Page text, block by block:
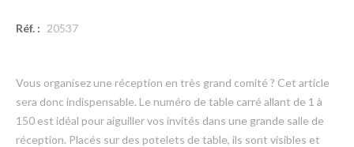
Réf. : 20537
Vous organisez une réception en très grand comité ? Cet article
sera donc indispensable. Le numéro de table carré allant de 1 à
150 est idéal pour aiguiller vos invités dans une grande salle de
réception. Placés sur des potelets de table, ils sont visibles et